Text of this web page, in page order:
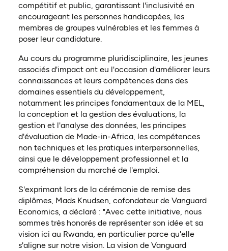
compétitif et public, garantissant l'inclusivité en
encourageant les personnes handicapées, les
membres de groupes vulnérables et les femmes à
poser leur candidature.
Au cours du programme pluridisciplinaire, les jeunes
associés d'impact ont eu l'occasion d'améliorer leurs
connaissances et leurs compétences dans des
domaines essentiels du développement,
notamment les principes fondamentaux de la MEL,
la conception et la gestion des évaluations, la
gestion et l'analyse des données, les principes
d'évaluation de Made-in-Africa, les compétences
non techniques et les pratiques interpersonnelles,
ainsi que le développement professionnel et la
compréhension du marché de l'emploi.
S'exprimant lors de la cérémonie de remise des
diplômes, Mads Knudsen, cofondateur de Vanguard
Economics, a déclaré : "Avec cette initiative, nous
sommes très honorés de représenter son idée et sa
vision ici au Rwanda, en particulier parce qu'elle
s'aligne sur notre vision. La vision de Vanguard